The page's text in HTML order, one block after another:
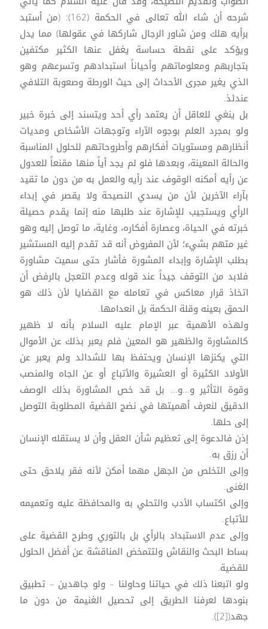
شرحه أن شاء الله تعالى في الحكمة (162): (من أستبد
برأيه هلك ومن شاور الرجال شاركها في عقولها) مما يدل
ويؤكد على نقطة حساسة يغفل عنها الكثير مكتفين
بتجاربهم ومعلوماتهم وأحياناً استبدادهم وتسرعهم وهو
الذي يغير مجرى الأحداث إلى حيث الورطة وصعوبة التلافي
عندئذ.
بل ينغي للعاقل أن يعتمد رأي أحد ويتسند إلى خبرة خبير
ولو بمجرد العلم بوجوه الآراء وتوجهات الأشخاص ومديات
أنظارهم ومستويات أفكارهم وأطروحاتهم للحلول المناسبة
والحالة المعينة، وبعدها فلو لم يجد أياً منها مقنعاً للعدول
عن رأيه أمكنه الوقوف عند رأيه والعمل به من دون ما تقيد
بآراء الآخرين لأن من يسدي النصيحة ولا يقصر في إبداء
الرأي ويستجيب للإشارة عند طلبها منه إنما يقدم حصيلة
خبرته في الحياة، وعصارة أفكاره، وغاية، ما توصل إليه وهو
غير متهم بشيء؛ لأن المفروض أنه قد تقدم إليه المستشير
بطلب الإشارة وإبداء المشورة فأشار حتى سميت مشاورة
فلابد من التوقف جيداً عند قوله وعدم التعجل بالرفض أن
اتخاذ قرار معاكس في تعامله مع القضايا لأن ذلك هو
الحمق بعينه وقلة الحكمة بل انعدامها.
ولهذه الأهمية عبر الإمام عليه السلام بأنه لا ظهير
كالمشاورة والظهير هو المعين فلم يعبر بذلك عن الأموال
التي يكنزها الإنسان ويحتفظ بها للشدائد ولم يعبر عن
الأولاد الكثيرة أو العشيرة والأتباع أو عن الجاه والمنصب
وقوة التأثير و...و... بل قد خص المشاورة بذلك الوصف
الدقيق لنعرف أهميتها في نضج القضية المطلوبة التوصل
إلى حلها.
إذن فالدعوة إلى تعظيم شأن العقل وأن لا يستقله الإنسان
أن رزق به.
وإلى التخلص من الجهل مهما أمكن لأنه فقر يلاحق حتى
الغنى.
وإلى اكتساب الأدب والتحلي به والمحافظة عليه وتعميمه
للأتباع.
وإلى عدم الاستبداد بالرأي بل بالتوري وطرح القضية على
بساط البحث والنقاش ولتتمخض المناقشة عن أفضل الحلول
للقضية.
ولو اتبعنا ذلك في حياتنا وحاولنا – ولو جاهدين – تطبيق
بنودها لعرفنا الطريق إلى تحصيل الغنيمة من دون ما
جهد([2]).